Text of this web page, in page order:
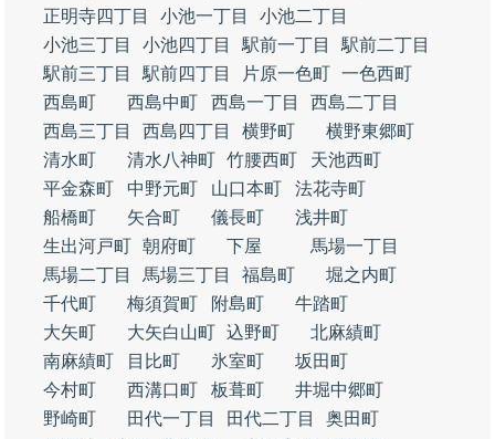
正明寺四丁目
小池一丁目
小池二丁目
小池三丁目
小池四丁目 駅前一丁目
駅前二丁目
駅前三丁目
駅前四丁目 片原一色町 一色西町
西島町
西島中町 西島一丁目
西島二丁目
西島三丁目
西島四丁目 横野町
横野東郷町
清水町
清水八神町 竹腰西町
天池西町
平金森町
中野元町 山口本町
法花寺町
船橋町
矢合町 儀長町
浅井町
生出河戸町 朝府町 下屋
馬場一丁目
馬場二丁目
馬場三丁目 福島町
堀之内町
千代町
梅須賀町 附島町
牛踏町
大矢町
大矢白山町 込野町
北麻績町
南麻績町
目比町 氷室町
坂田町
今村町
西溝口町 板葺町
井堀中郷町
野崎町
田代一丁目 田代二丁目
奥田町